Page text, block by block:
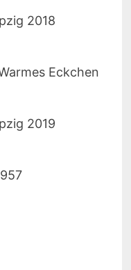
2018
Eckchen
2019